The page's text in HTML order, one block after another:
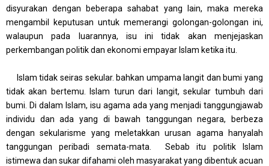
disyurakan dengan beberapa sahabat yang lain, maka mereka
mengambil keputusan untuk memerangi golongan-golongan ini,
walaupun pada luarannya, isu ini tidak akan menjejaskan
perkembangan politik dan ekonomi empayar Islam ketika itu.
Islam tidak seiras sekular. bahkan umpama langit dan bumi yang
tidak akan bertemu. Islam turun dari langit, sekular tumbuh dari
bumi. Di dalam Islam, isu agama ada yang menjadi tanggungjawab
individu dan ada yang di bawah tanggungan negara, berbeza
dengan sekularisme yang meletakkan urusan agama hanyalah
tanggungan peribadi semata-mata. Sebab itu politik Islam
istimewa dan sukar difahami oleh masyarakat yang dibentuk acuan